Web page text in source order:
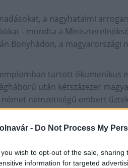
- Do Not Process My
you wish to opt-out of the sale,
information for targeted
a nagyhatalmi
- mondta a
Bonyhádon, a magyarországi
tartott ökumenikus
után kétszázezer
nemzetiségű embert
hogy vége lesz a 20. századi
ki kollektív bűnösnek, akik
az államtitkár.